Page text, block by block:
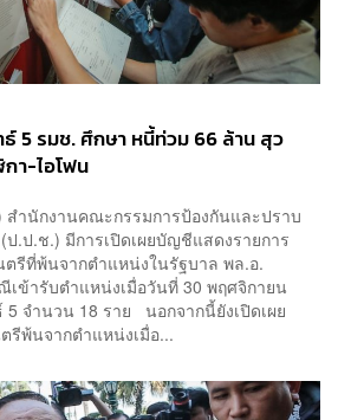
5 รมช. ศึกษา หนี้ท่วม 66 ล้าน สุว
า-ไอโฟน
สำนักงานคณะกรรมการป้องกันและปราบ
.ป.ช.) มีการเปิดเผยบัญชีแสดงรายการ
รีที่พ้นจากตำแหน่งในรัฐบาล พล.อ.
ข้ารับตำแหน่งเมื่อวันที่ 30 พฤศจิกายน
5 จำนวน 18 ราย นอกจากนี้ยังเปิดเผย
พ้นจากตำแหน่งเมื่อ...